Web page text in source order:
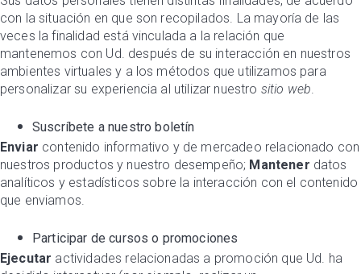
con la situación en que son recopilados. La mayoría de las
veces la finalidad está vinculada a la relación que
mantenemos con Ud. después de su interacción en nuestros
ambientes virtuales y a los métodos que utilizamos para
personalizar su experiencia al utilizar nuestro sitio web.
Suscríbete a nuestro boletín
Enviar contenido informativo y de mercadeo relacionado con
nuestros productos y nuestro desempeño; Mantener datos
analíticos y estadísticos sobre la interacción con el contenido
que enviamos.
Participar de cursos o promociones
Ejecutar actividades relacionadas a promoción que Ud. ha